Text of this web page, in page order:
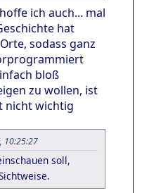
ich auch... mal
hat
sodass ganz
bloß
zu wollen, ist
nicht wichtig
10:25:27
soll,